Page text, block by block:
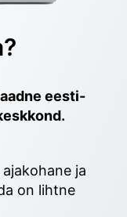
eesti-
ja
on lihtne